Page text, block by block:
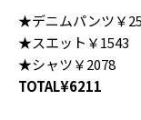
★デニムパンツ￥
★スエット￥1543
★シャツ￥2078
TOTAL¥6211